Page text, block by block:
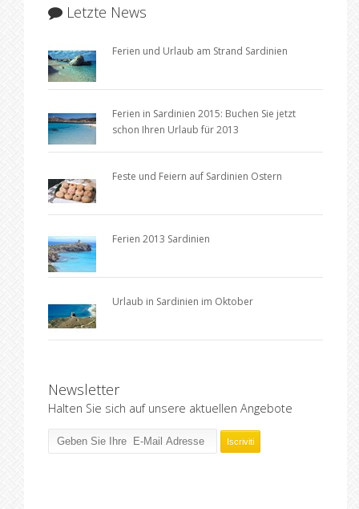
Letzte News
Ferien und Urlaub am Strand Sardinien
Ferien in Sardinien 2015: Buchen Sie jetzt
schon Ihren Urlaub für 2013
Feste und Feiern auf Sardinien Ostern
Ferien 2013 Sardinien
Urlaub in Sardinien im Oktober
Newsletter
Halten Sie sich auf unsere aktuellen Angebote